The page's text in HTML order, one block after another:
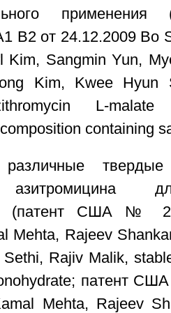
B2 от 24.12.2009 Во
Kim, Sangmin Yun,
Kim, Kwee Hyun
L-
containing
твердые
азитромицина
(патент США №
Mehta, Rajeev
Rajiv Malik,
патент
Mehta, Rajeev